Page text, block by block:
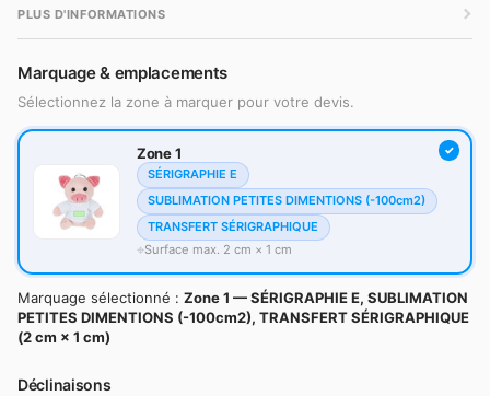
PLUS D'INFORMATIONS
Marquage & emplacements
Sélectionnez la zone à marquer pour votre devis.
Zone 1
SÉRIGRAPHIE E
SUBLIMATION PETITES DIMENTIONS (-100cm2)
TRANSFERT SÉRIGRAPHIQUE
Surface max. 2 cm × 1 cm
Marquage sélectionné : Zone 1 — SÉRIGRAPHIE E, SUBLIMATION
PETITES DIMENTIONS (-100cm2), TRANSFERT SÉRIGRAPHIQUE
(2 cm × 1 cm)
Déclinaisons